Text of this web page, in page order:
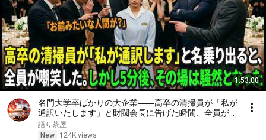
1:53:00
名門大学卒ばかりの大企業――高卒の清掃員が「私が
通訳いたします」と財閥会長に告げた瞬間、全員が嘲
笑した。しかし5分後、その場は静まり返った。#動
エピソード#老後の物語 #家族の物語
語り茶屋
New
124K views